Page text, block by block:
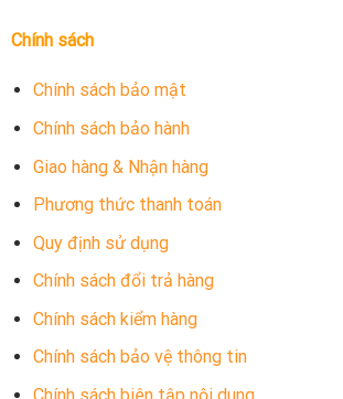
Chính sách
Chính sách bảo mật
Chính sách bảo hành
Giao hàng & Nhận hàng
Phương thức thanh toán
Quy định sử dụng
Chính sách đổi trả hàng
Chính sách kiểm hàng
Chính sách bảo vệ thông tin